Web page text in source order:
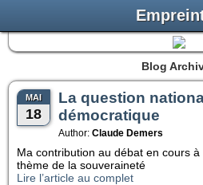
Blog
MAI
18
La question
démocratique
Author: Claude Demers
Ma contribution au débat en cours
thème de la souveraineté
Lire l’article au complet